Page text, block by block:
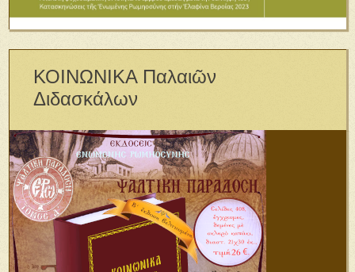
ΚΟΙΝΩΝΙΚΑ Παλαιῶν
Διδασκάλων